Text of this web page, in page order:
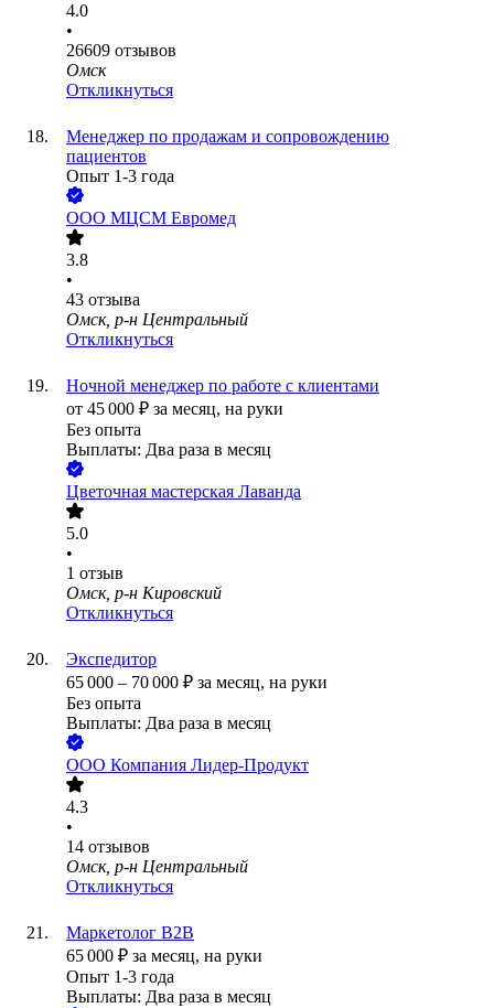
4.0
•
26609 отзывов
Омск
Откликнуться
Менеджер по продажам и сопровождению
пациентов
Опыт 1-3 года
ООО МЦСМ Евромед
3.8
•
43 отзыва
Омск, р-н Центральный
Откликнуться
Ночной менеджер по работе с клиентами
от 45 000 ₽ за месяц, на руки
Без опыта
Выплаты: Два раза в месяц
Цветочная мастерская Лаванда
5.0
•
1 отзыв
Омск, р-н Кировский
Откликнуться
Экспедитор
65 000 – 70 000 ₽ за месяц, на руки
Без опыта
Выплаты: Два раза в месяц
ООО Компания Лидер-Продукт
4.3
•
14 отзывов
Омск, р-н Центральный
Откликнуться
Маркетолог B2B
65 000 ₽ за месяц, на руки
Опыт 1-3 года
Выплаты: Два раза в месяц